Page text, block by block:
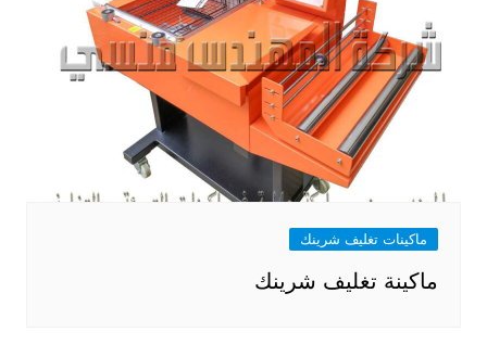
ماكينات تغليف شرينك
ماكينة تغليف شرينك